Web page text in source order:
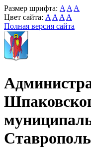
Размер шрифта: A A A
Цвет сайта: A A A A
Полная версия сайта